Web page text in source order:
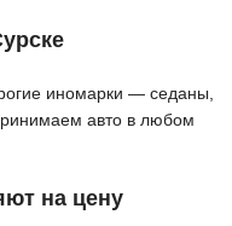
иномарки — седаны,
авто в любом
на цену